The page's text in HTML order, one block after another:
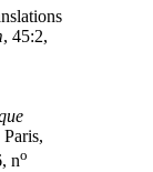
, 45:2,
Paris,
no